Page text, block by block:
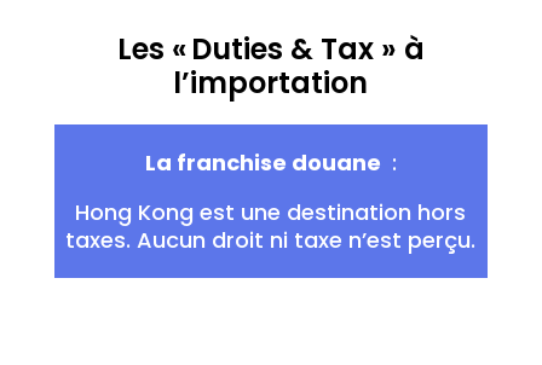
Les « Duties & Tax » à
l’importation
La franchise douane :
Hong Kongest une destination hors
taxes. Aucun droit ni taxe n’est perçu.